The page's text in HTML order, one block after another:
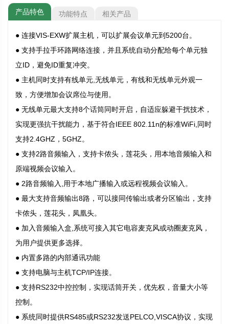
产品特色 功能特点 相关产品
● 连接VIS-EXW扩展主机，可以扩展会议单元到5200台。
● 支持手拉手环路网络连接，并且系统自动分配给每个单元独
立ID，避免ID重复冲突。
● 主机同时支持有线单元,无线单元，有线和无线单元外观一
致，方便增加会议席位与使用。
● 无线单元最大支持8个话筒同时开启，自适应躲避干扰技术，
实现更强抗干扰能力，基于符合IEEE 802.11n的标准WiFi,同时
支持2.4GHZ，5GHZ。
● 支持2路音频输入，支持卡侬头，莲花头，用本地音频输入和
原端视频会议输入。
● 2路音频输入,用于本地广播输入或远程视频会议输入。
● 最大支持音频输出8路，可以接同传输出或者分区输出，支持
卡侬头，莲花头，凤凰头。
● 加入音频输入盒,系统可接入其它电容麦克风或动圈麦克风，
为用户提供更多选择。
● 内置多路的内部通讯功能
● 支持电脑与主机TCP/IP连接。
● 支持RS232中控控制，实现话筒开关，优先权，音量大小等
控制。
● 系统同时提供RS485或RS232发送PELCO,VISCA协议，实现